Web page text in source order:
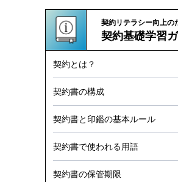
契約リテラシー向上の
契約基礎学習
契約とは？
契約書の構成
契約書と印鑑の基本ルール
契約書で使われる用語
契約書の保管期限